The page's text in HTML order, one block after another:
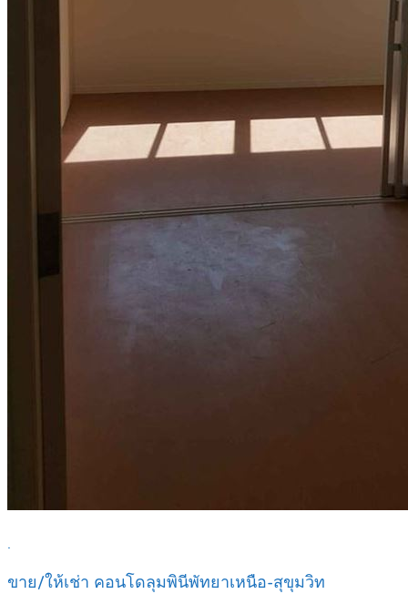
.
ขาย/ให้เช่า คอนโดลุมพินีพัทยาเหนือ-สุขุมวิท